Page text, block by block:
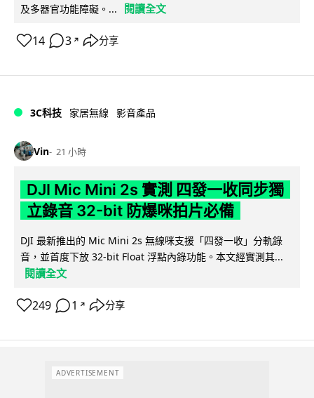
及多器官功能障礙。...
閱讀全文
14 3 ↗ 分享
3C科技 家居無線 影音產品
Vin 21 小時
DJI Mic Mini 2s 實測 四發一收同步獨
立錄音 32-bit 防爆咪拍片必備
DJI 最新推出的 Mic Mini 2s 無線咪支援「四發一收」分軌錄
音，並首度下放 32-bit Float 浮點內錄功能。本文經實測其...
閱讀全文
249 1 ↗ 分享
ADVERTISEMENT